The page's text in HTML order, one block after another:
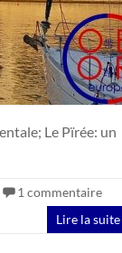
Le Pïrée: un
1 commentaire
Lire la suite